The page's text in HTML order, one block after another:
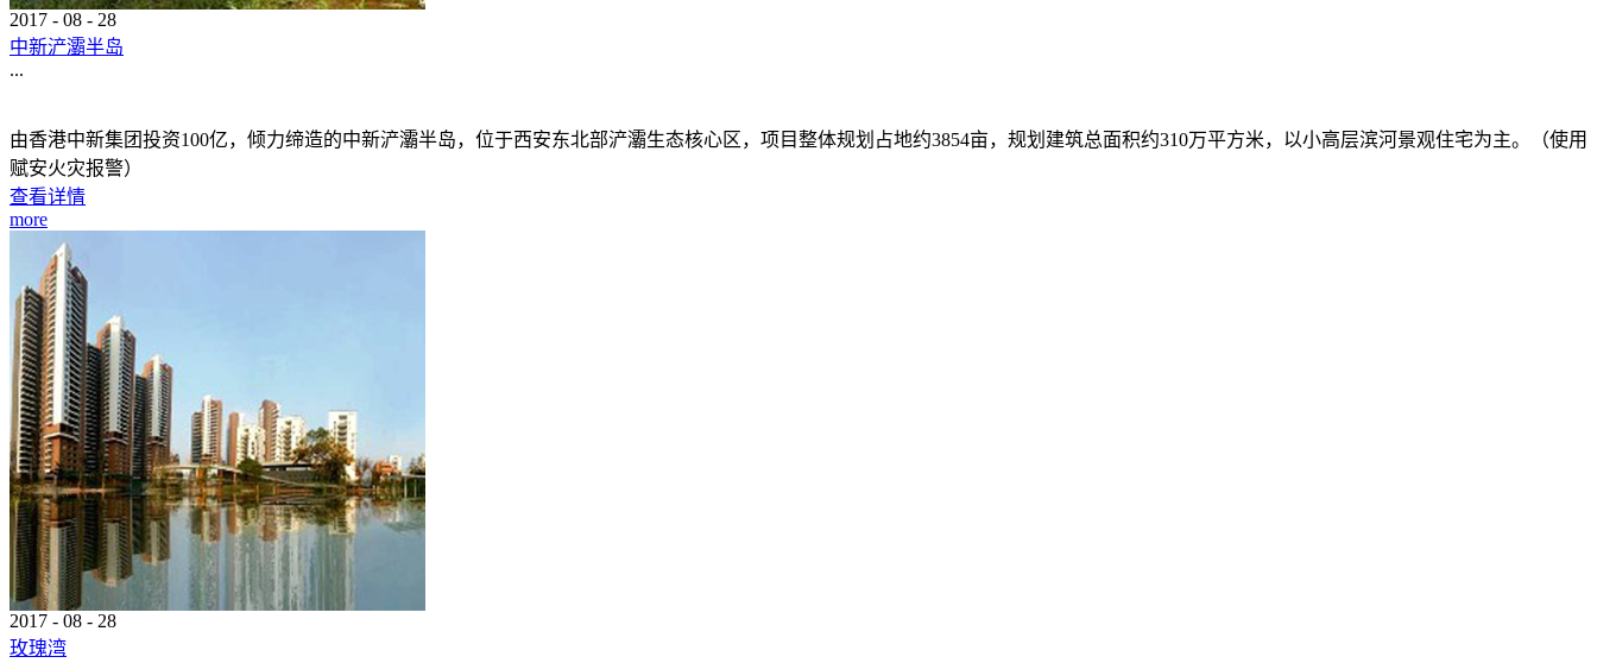
2017 - 08 - 28
中新浐灞半岛
...
由香港中新集团投资100亿，倾力缔造的中新浐灞半岛，位于西安东北部浐灞生态核心区，项目整体规划占地约3854亩，规划建筑总面积约310万平方米，以小高层滨河景观住宅为主。（使用
赋安火灾报警）
查看详情
more
2017 - 08 - 28
玫瑰湾